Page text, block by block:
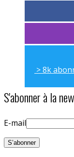
> 11k
> 11k
> 8k
S'abonner à la
E-mail